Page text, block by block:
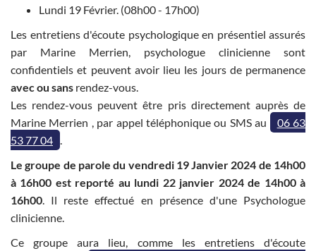
Lundi 19 Février. (08h00 - 17h00)
Les entretiens d'écoute psychologique en présentiel assurés
par Marine Merrien, psychologue clinicienne sont
confidentiels et peuvent avoir lieu les jours de permanence
avec ou sans rendez-vous.
Les rendez-vous peuvent être pris directement auprès de
Marine Merrien , par appel téléphonique ou SMS au
06 63
53 77 04 .
Le groupe de parole du vendredi 19 Janvier 2024 de 14h00
à 16h00 est reporté au lundi 22 janvier 2024 de 14h00 à
16h00. Il reste effectué en présence d'une Psychologue
clinicienne.
Ce groupe aura lieu, comme les entretiens d'écoute